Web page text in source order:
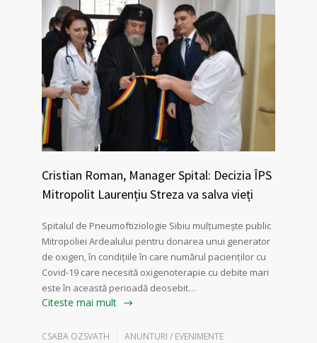
Cristian Roman, Manager Spital: Decizia ÎPS
Mitropolit Laurențiu Streza va salva vieți
Spitalul de Pneumoftiziologie Sibiu mulțumește public
Mitropoliei Ardealului pentru donarea unui generator
de oxigen, în condițiile în care numărul pacienților cu
Covid-19 care necesită oxigenoterapie cu debite mari
este în această perioadă deosebit…
Citeste mai mult
CSABA OZSVATH ANUNTURI / EVENIMENTE